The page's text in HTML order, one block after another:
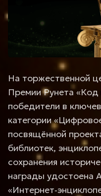
На торжественной
Премии Рунета
победители в
категории
посвящённой
библиотек,
сохранения
награды удостоена